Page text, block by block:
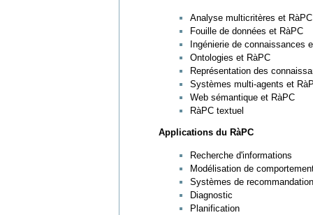
Analyse multicritères et RàPC
Fouille de données et RàPC
Ingénierie de connaissances
Ontologies et RàPC
Représentation des
Systèmes multi-agents et
Web sémantique et RàPC
RàPC textuel
Applications du RàPC
Recherche d'informations
Modélisation de
Systèmes de recommandation
Diagnostic
Planification